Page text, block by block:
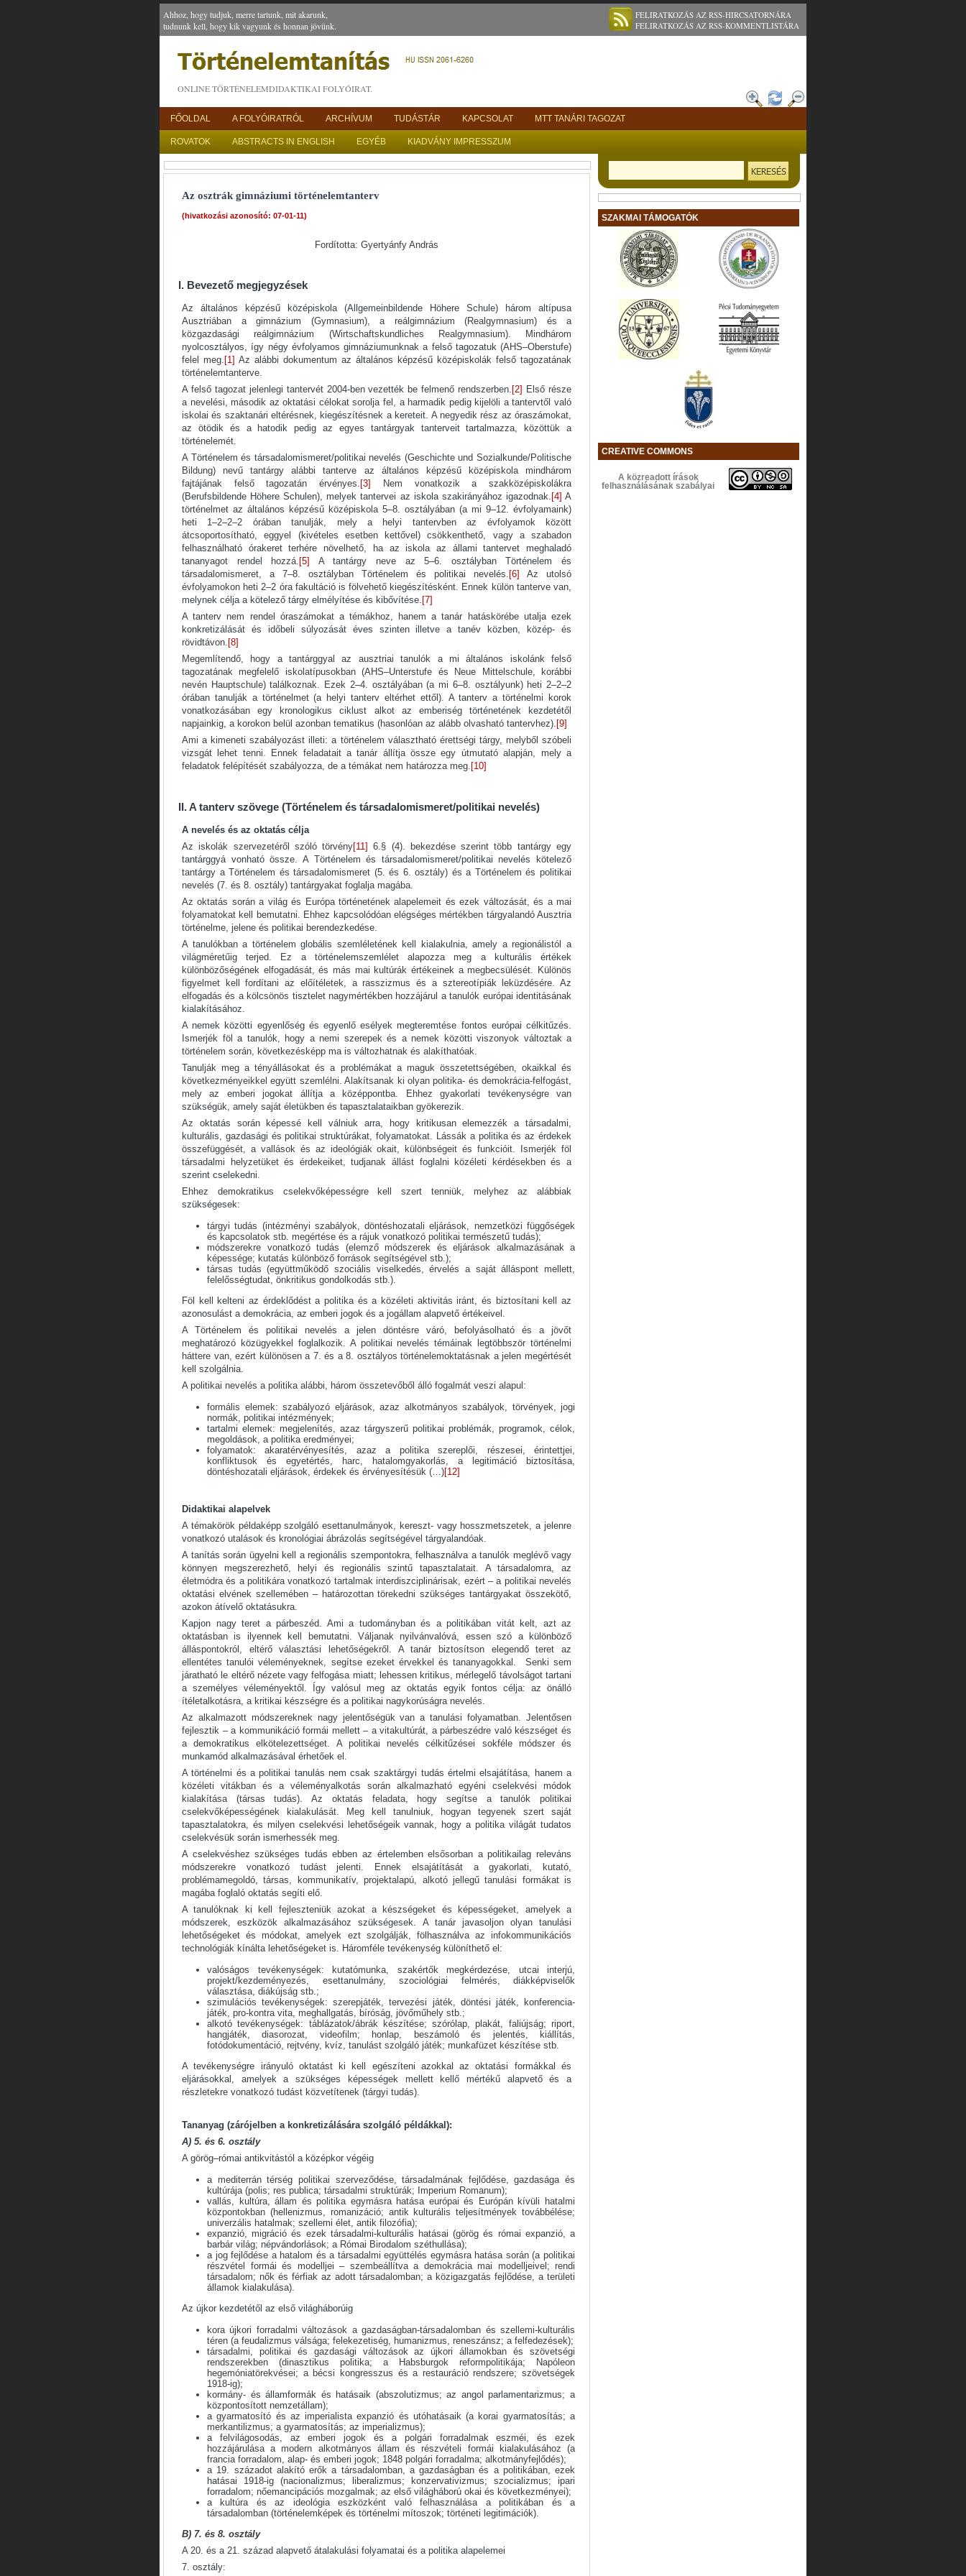
Ahhoz, hogy tudjuk, merre tartunk, mit akarunk,
tudnunk kell, hogy kik vagyunk és honnan jövünk.
FELIRATKOZÁS AZ RSS-HIRCSATORNÁRA
FELIRATKOZÁS AZ RSS-KOMMENTLISTÁRA
ONLINE TÖRTÉNELEMDIDAKTIKAI FOLYÓIRAT.
FŐOLDAL A FOLYÓIRATRÓL ARCHÍVUM TUDÁSTÁR KAPCSOLAT MTT TANÁRI TAGOZAT
ROVATOK ABSTRACTS IN ENGLISH EGYÉB KIADVÁNY IMPRESSZUM
Az osztrák gimnáziumi történelemtanterv
(hivatkozási azonosító: 07-01-11)
Fordította: Gyertyánfy András
I. Bevezető megjegyzések
Az általános képzésű középiskola (Allgemeinbildende Höhere Schule) három altípusa
Ausztriában a gimnázium (Gymnasium), a reálgimnázium (Realgymnasium) és a
közgazdasági reálgimnázium (Wirtschaftskundliches Realgymnasium). Mindhárom
nyolcosztályos, így négy évfolyamos gimnáziumunknak a felső tagozatuk (AHS–Oberstufe)
felel meg. [1] Az alábbi dokumentum az általános képzésű középiskolák felső tagozatának
történelemtanterve.
A felső tagozat jelenlegi tantervét 2004-ben vezették be felmenő rendszerben. [2] Első része
a nevelési, második az oktatási célokat sorolja fel, a harmadik pedig kijelöli a tantervtől való
iskolai és szaktanári eltérésnek, kiegészítésnek a kereteit. A negyedik rész az óraszámokat,
az ötödik és a hatodik pedig az egyes tantárgyak tanterveit tartalmazza, közöttük a
történelemét.
A Történelem és társadalomismeret/politikai nevelés (Geschichte und Sozialkunde/Politische
Bildung) nevű tantárgy alábbi tanterve az általános képzésű középiskola mindhárom
fajtájának felső tagozatán érvényes. [3]
Nem vonatkozik a szakközépiskolákra
(Berufsbildende Höhere Schulen), melyek tantervei az iskola szakirányához igazodnak. [4] A
történelmet az általános képzésű középiskola 5–8. osztályában (a mi 9–12. évfolyamaink)
heti 1–2–2–2 órában tanulják, mely a helyi tantervben az évfolyamok között
átcsoportosítható, eggyel (kivételes esetben kettővel) csökkenthető, vagy a szabadon
felhasználható órakeret terhére növelhető, ha az iskola az állami tantervet meghaladó
tananyagot rendel hozzá. [5]
A tantárgy neve az 5–6. osztályban Történelem és
társadalomismeret, a 7–8. osztályban Történelem és politikai nevelés. [6]
Az utolsó
évfolyamokon heti 2–2 óra fakultáció is fölvehető kiegészítésként. Ennek külön tanterve van,
melynek célja a kötelező tárgy elmélyítése és kibővítése. [7]
A tanterv nem rendel óraszámokat a témákhoz, hanem a tanár hatáskörébe utalja ezek
konkretizálását és időbeli súlyozását éves szinten illetve a tanév közben, közép- és
rövidtávon. [8]
Megemlítendő, hogy a tantárggyal az ausztriai tanulók a mi általános iskolánk felső
tagozatának megfelelő iskolatípusokban (AHS–Unterstufe és Neue Mittelschule, korábbi
nevén Hauptschule) találkoznak. Ezek 2–4. osztályában (a mi 6–8. osztályunk) heti 2–2–2
órában tanulják a történelmet (a helyi tanterv eltérhet ettől). A tanterv a történelmi korok
vonatkozásában egy kronologikus ciklust alkot az emberiség történetének kezdetétől
napjainkig, a korokon belül azonban tematikus (hasonlóan az alább olvasható tantervhez). [9]
Ami a kimeneti szabályozást illeti: a történelem választható érettségi tárgy, melyből szóbeli
vizsgát lehet tenni. Ennek feladatait a tanár állítja össze egy útmutató alapján, mely a
feladatok felépítését szabályozza, de a témákat nem határozza meg. [10]
II. A tanterv szövege (Történelem és társadalomismeret/politikai nevelés)
A nevelés és az oktatás célja
Az iskolák szervezetéről szóló törvény[11] 6.§ (4). bekezdése szerint több tantárgy egy
tantárggyá vonható össze. A Történelem és társadalomismeret/politikai nevelés kötelező
tantárgy a Történelem és társadalomismeret (5. és 6. osztály) és a Történelem és politikai
nevelés (7. és 8. osztály) tantárgyakat foglalja magába.
Az oktatás során a világ és Európa történetének alapelemeit és ezek változását, és a mai
folyamatokat kell bemutatni. Ehhez kapcsolódóan elégséges mértékben tárgyalandó Ausztria
történelme, jelene és politikai berendezkedése.
A tanulókban a történelem globális szemléletének kell kialakulnia, amely a regionálistól a
világméretűig terjed. Ez a történelemszemlélet alapozza meg a kulturális értékek
különbözőségének elfogadását, és más mai kultúrák értékeinek a megbecsülését. Különös
figyelmet kell fordítani az előítéletek, a rasszizmus és a sztereotípiák leküzdésére. Az
elfogadás és a kölcsönös tisztelet nagymértékben hozzájárul a tanulók európai identitásának
kialakításához.
A nemek közötti egyenlőség és egyenlő esélyek megteremtése fontos európai célkitűzés.
Ismerjék föl a tanulók, hogy a nemi szerepek és a nemek közötti viszonyok változtak a
történelem során, következésképp ma is változhatnak és alakíthatóak.
Tanulják meg a tényállásokat és a problémákat a maguk összetettségében, okaikkal és
következményeikkel együtt szemlélni. Alakítsanak ki olyan politika- és demokrácia-felfogást,
mely az emberi jogokat állítja a középpontba. Ehhez gyakorlati tevékenységre van
szükségük, amely saját életükben és tapasztalataikban gyökerezik.
Az oktatás során képessé kell válniuk arra, hogy kritikusan elemezzék a társadalmi,
kulturális, gazdasági és politikai struktúrákat, folyamatokat. Lássák a politika és az érdekek
összefüggését, a vallások és az ideológiák okait, különbségeit és funkcióit. Ismerjék föl
társadalmi helyzetüket és érdekeiket, tudjanak állást foglalni közéleti kérdésekben és a
szerint cselekedni.
Ehhez demokratikus cselekvőképességre kell szert tenniük, melyhez az alábbiak
szükségesek:
tárgyi tudás (intézményi szabályok, döntéshozatali eljárások, nemzetközi függőségek
és kapcsolatok stb. megértése és a rájuk vonatkozó politikai természetű tudás);
módszerekre vonatkozó tudás (elemző módszerek és eljárások alkalmazásának a
képessége; kutatás különböző források segítségével stb.);
társas tudás (együttműködő szociális viselkedés, érvelés a saját álláspont mellett,
felelősségtudat, önkritikus gondolkodás stb.).
Föl kell kelteni az érdeklődést a politika és a közéleti aktivitás iránt, és biztosítani kell az
azonosulást a demokrácia, az emberi jogok és a jogállam alapvető értékeivel.
A Történelem és politikai nevelés a jelen döntésre váró, befolyásolható és a jövőt
meghatározó közügyekkel foglalkozik. A politikai nevelés témáinak legtöbbször történelmi
háttere van, ezért különösen a 7. és a 8. osztályos történelemoktatásnak a jelen megértését
kell szolgálnia.
A politikai nevelés a politika alábbi, három összetevőből álló fogalmát veszi alapul:
formális elemek: szabályozó eljárások, azaz alkotmányos szabályok, törvények, jogi
normák, politikai intézmények;
tartalmi elemek: megjelenítés, azaz tárgyszerű politikai problémák, programok, célok,
megoldások, a politika eredményei;
folyamatok: akaratérvényesítés, azaz a politika szereplői, részesei, érintettjei,
konfliktusok és egyetértés, harc, hatalomgyakorlás, a legitimáció biztosítása,
döntéshozatali eljárások, érdekek és érvényesítésük (…)[12]
Didaktikai alapelvek
A témakörök példaképp szolgáló esettanulmányok, kereszt- vagy hosszmetszetek, a jelenre
vonatkozó utalások és kronológiai ábrázolás segítségével tárgyalandóak.
A tanítás során ügyelni kell a regionális szempontokra, felhasználva a tanulók meglévő vagy
könnyen megszerezhető, helyi és regionális szintű tapasztalatait. A társadalomra, az
életmódra és a politikára vonatkozó tartalmak interdiszciplinárisak, ezért – a politikai nevelés
oktatási elvének szellemében – határozottan törekedni szükséges tantárgyakat összekötő,
azokon átívelő oktatásukra.
Kapjon nagy teret a párbeszéd. Ami a tudományban és a politikában vitát kelt, azt az
oktatásban is ilyennek kell bemutatni. Váljanak nyilvánvalóvá, essen szó a különböző
álláspontokról, eltérő választási lehetőségekről. A tanár biztosítson elegendő teret az
ellentétes tanulói véleményeknek, segítse ezeket érvekkel és tananyagokkal. Senki sem
járatható le eltérő nézete vagy felfogása miatt; lehessen kritikus, mérlegelő távolságot tartani
a személyes véleményektől. Így valósul meg az oktatás egyik fontos célja: az önálló
ítéletalkotásra, a kritikai készségre és a politikai nagykorúságra nevelés.
Az alkalmazott módszereknek nagy jelentőségük van a tanulási folyamatban. Jelentősen
fejlesztik – a kommunikáció formái mellett – a vitakultúrát, a párbeszédre való készséget és
a demokratikus elkötelezettséget. A politikai nevelés célkitűzései sokféle módszer és
munkamód alkalmazásával érhetőek el.
A történelmi és a politikai tanulás nem csak szaktárgyi tudás értelmi elsajátítása, hanem a
közéleti vitákban és a véleményalkotás során alkalmazható egyéni cselekvési módok
kialakítása (társas tudás). Az oktatás feladata, hogy segítse a tanulók politikai
cselekvőképességének kialakulását. Meg kell tanulniuk, hogyan tegyenek szert saját
tapasztalatokra, és milyen cselekvési lehetőségeik vannak, hogy a politika világát tudatos
cselekvésük során ismerhessék meg.
A cselekvéshez szükséges tudás ebben az értelemben elsősorban a politikailag releváns
módszerekre vonatkozó tudást jelenti. Ennek elsajátítását a gyakorlati, kutató,
problémamegoldó, társas, kommunikatív, projektalapú, alkotó jellegű tanulási formákat is
magába foglaló oktatás segíti elő.
A tanulóknak ki kell fejleszteniük azokat a készségeket és képességeket, amelyek a
módszerek, eszközök alkalmazásához szükségesek. A tanár javasoljon olyan tanulási
lehetőségeket és módokat, amelyek ezt szolgálják, fölhasználva az infokommunikációs
technológiák kínálta lehetőségeket is. Háromféle tevékenység különíthető el:
valóságos tevékenységek: kutatómunka, szakértők megkérdezése, utcai interjú,
projekt/kezdeményezés, esettanulmány, szociológiai felmérés, diákképviselők
választása, diákújság stb.;
szimulációs tevékenységek: szerepjáték, tervezési játék, döntési játék, konferencia-
játék, pro-kontra vita, meghallgatás, bíróság, jövőműhely stb.;
alkotó tevékenységek: táblázatok/ábrák készítése; szórólap, plakát, faliújság; riport,
hangjáték, diasorozat, videofilm; honlap, beszámoló és jelentés, kiállítás,
fotódokumentáció, rejtvény, kvíz, tanulást szolgáló játék; munkafüzet készítése stb.
A tevékenységre irányuló oktatást ki kell egészíteni azokkal az oktatási formákkal és
eljárásokkal, amelyek a szükséges képességek mellett kellő mértékű alapvető és a
részletekre vonatkozó tudást közvetítenek (tárgyi tudás).
Tananyag (zárójelben a konkretizálására szolgáló példákkal):
A) 5. és 6. osztály
A görög–római antikvitástól a középkor végéig
a mediterrán térség politikai szerveződése, társadalmának fejlődése, gazdasága és
kultúrája (polis; res publica; társadalmi struktúrák; Imperium Romanum);
vallás, kultúra, állam és politika egymásra hatása európai és Európán kívüli hatalmi
központokban (hellenizmus, romanizáció; antik kulturális teljesítmények továbbélése;
univerzális hatalmak; szellemi élet, antik filozófia);
expanzió, migráció és ezek társadalmi-kulturális hatásai (görög és római expanzió, a
barbár világ; népvándorlások; a Római Birodalom széthullása);
a jog fejlődése a hatalom és a társadalmi együttélés egymásra hatása során (a politikai
részvétel formái és modelljei – szembeállítva a demokrácia mai modelljeivel; rendi
társadalom; nők és férfiak az adott társadalomban; a közigazgatás fejlődése, a területi
államok kialakulása).
Az újkor kezdetétől az első világháborúig
kora újkori forradalmi változások a gazdaságban-társadalomban és szellemi-kulturális
téren (a feudalizmus válsága; felekezetiség, humanizmus, reneszánsz; a felfedezések);
társadalmi, politikai és gazdasági változások az újkori államokban és szövetségi
rendszerekben (dinasztikus politika; a Habsburgok reformpolitikája; Napóleon
hegemóniatörekvései; a bécsi kongresszus és a restauráció rendszere; szövetségek
1918-ig);
kormány- és államformák és hatásaik (abszolutizmus; az angol parlamentarizmus; a
központosított nemzetállam);
a gyarmatosító és az imperialista expanzió és utóhatásaik (a korai gyarmatosítás; a
merkantilizmus; a gyarmatosítás; az imperializmus);
a felvilágosodás, az emberi jogok és a polgári forradalmak eszméi, és ezek
hozzájárulása a modern alkotmányos állam és részvételi formái kialakulásához (a
francia forradalom, alap- és emberi jogok; 1848 polgári forradalma; alkotmányfejlődés);
a 19. századot alakító erők a társadalomban, a gazdaságban és a politikában, ezek
hatásai 1918-ig (nacionalizmus; liberalizmus; konzervativizmus; szocializmus; ipari
forradalom; nőemancipációs mozgalmak; az első világháború okai és következményei);
a kultúra és az ideológia eszközként való felhasználása a politikában és a
társadalomban (történelemképek és történelmi mítoszok; történeti legitimációk).
B) 7. és 8. osztály
A 20. és a 21. század alapvető átalakulási folyamatai és a politika alapelemei
7. osztály:
SZAKMAI TÁMOGATÓK
CREATIVE COMMONS
A közreadott írások
felhasználásának szabályai